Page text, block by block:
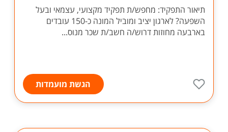
תיאור התפקיד: מחפש/ת תפקיד מקצועי, עצמאי ובעל
השפעה? לארגון יציב ומוביל המונה כ-150 עובדים
בארבעה מחוזות דרוש/ה חשב/ת שכר מנוס...
הגשת מועמדות